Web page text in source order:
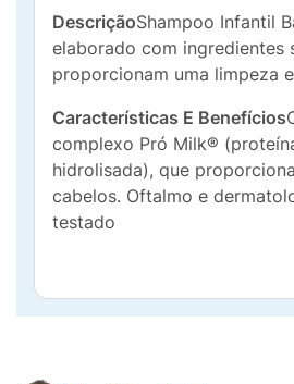
DescriçãoShampoo Infantil
elaborado com ingredientes
proporcionam uma limpeza
Características E Benefícios
complexo Pró Milk®
hidrolisada), que
cabelos. Oftalmo e
testado